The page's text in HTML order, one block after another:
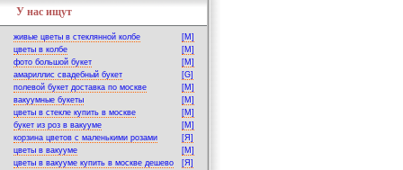
У нас ищут
живые цветы в стеклянной колбе
[M]
цветы в колбе
[M]
фото большой букет
[M]
амариллис свадебный букет
[G]
полевой букет доставка по москве
[M]
вакуумные букеты
[M]
цветы в стекле купить в москве
[M]
букет из роз в вакууме
[M]
корзина цветов с маленькими розами
[Я]
цветы в вакууме
[M]
цветы в вакууме купить в москве дешево
[Я]